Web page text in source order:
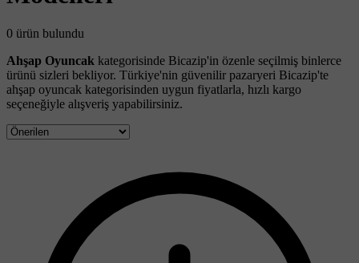
0 ürün bulundu
Ahşap Oyuncak kategorisinde Bicazip'in özenle seçilmiş binlerce
ürünü sizleri bekliyor. Türkiye'nin güvenilir pazaryeri Bicazip'te
ahşap oyuncak kategorisinden uygun fiyatlarla, hızlı kargo
seçeneğiyle alışveriş yapabilirsiniz.